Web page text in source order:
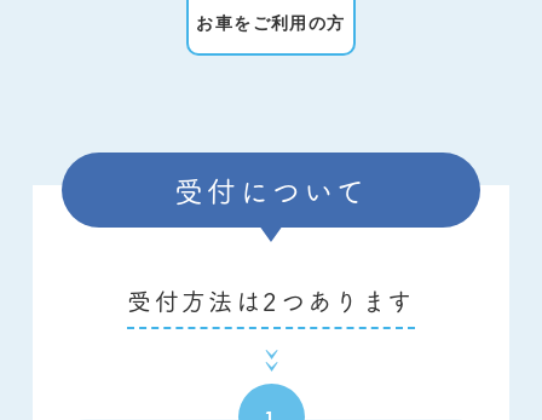
お車をご利用の方
受付について
受付方法は2つあります